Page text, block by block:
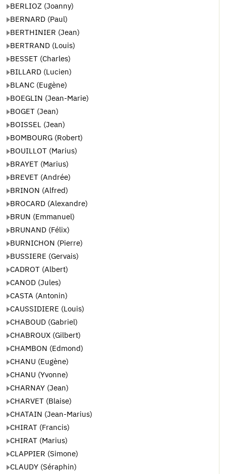
BERLIOZ (Joanny)
BERNARD (Paul)
BERTHINIER (Jean)
BERTRAND (Louis)
BESSET (Charles)
BILLARD (Lucien)
BLANC (Eugène)
BOEGLIN (Jean-Marie)
BOGET (Jean)
BOISSEL (Jean)
BOMBOURG (Robert)
BOUILLOT (Marius)
BRAYET (Marius)
BREVET (Andrée)
BRINON (Alfred)
BROCARD (Alexandre)
BRUN (Emmanuel)
BRUNAND (Félix)
BURNICHON (Pierre)
BUSSIERE (Gervais)
CADROT (Albert)
CANOD (Jules)
CASTA (Antonin)
CAUSSIDIERE (Louis)
CHABOUD (Gabriel)
CHABROUX (Gilbert)
CHAMBON (Edmond)
CHANU (Eugène)
CHANU (Yvonne)
CHARNAY (Jean)
CHARVET (Blaise)
CHATAIN (Jean-Marius)
CHIRAT (Francis)
CHIRAT (Marius)
CLAPPIER (Simone)
CLAUDY (Séraphin)